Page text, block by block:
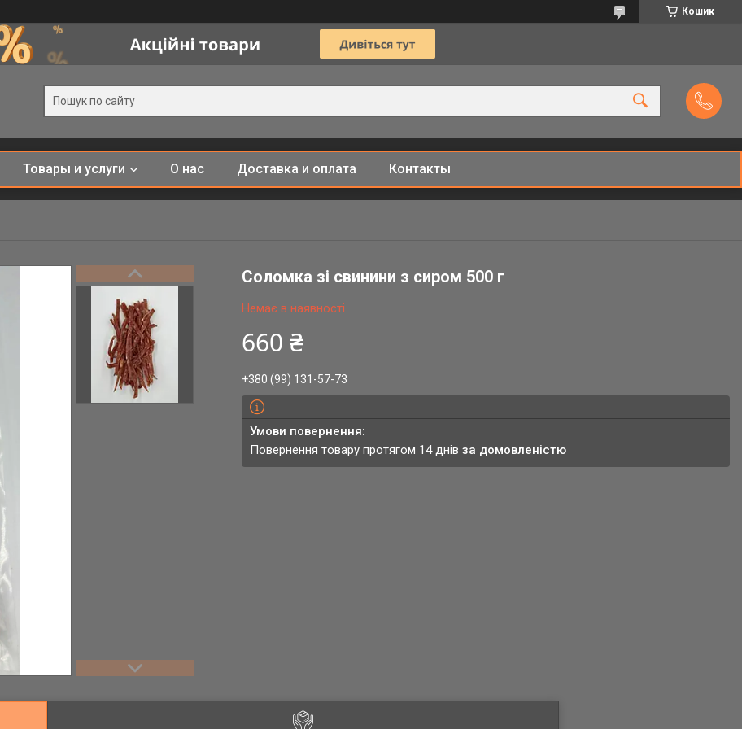
Кошик
Товары и услуги О нас Доставка и оплата Контакты
Соломка зі свинини з сиром 500 г
Немає в наявності
660 ₴
+380 (99) 131-57-73
повернення товару протягом 14 днівза домовленістю